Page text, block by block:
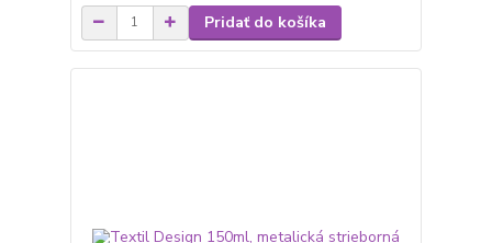
Pridať do košíka